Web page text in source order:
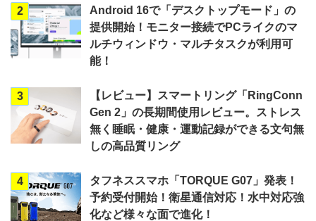
2
Android 16で「デスクトップモード」の
提供開始！モニター接続でPCライクのマ
ルチウィンドウ・マルチタスクが利用可
能！
3
【レビュー】スマートリング「RingConn
Gen 2」の長期間使用レビュー。ストレス
無く睡眠・健康・運動記録ができる文句無
しの高品質リング
4
タフネススマホ「TORQUE G07」発表！
予約受付開始！衛星通信対応！水中対応強
化など様々な面で進化！